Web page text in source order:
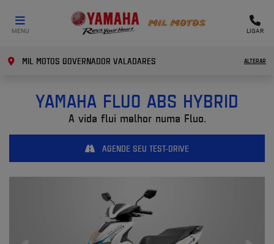
MENU LIGAR
MIL MOTOS GOVERNADOR VALADARES ALTERAR
YAMAHA FLUO ABS HYBRID
A vida flui melhor numa Fluo.
AGENDE SEU TEST-DRIVE